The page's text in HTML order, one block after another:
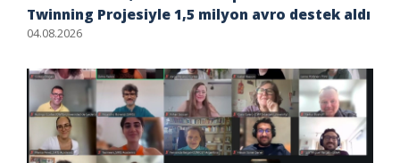
Twinning Projesiyle 1,5 milyon avro destek aldı
04.08.2026